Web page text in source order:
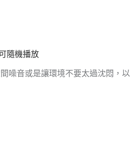
隨機播放
噪音或是讓環境不要太過沈悶，以